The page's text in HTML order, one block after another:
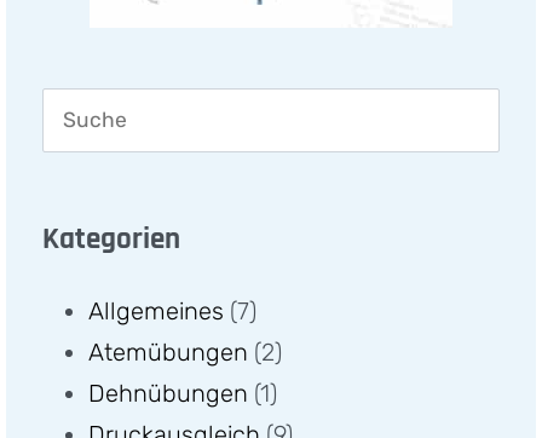
Kategorien
Allgemeines (7)
Atemübungen (2)
Dehnübungen (1)